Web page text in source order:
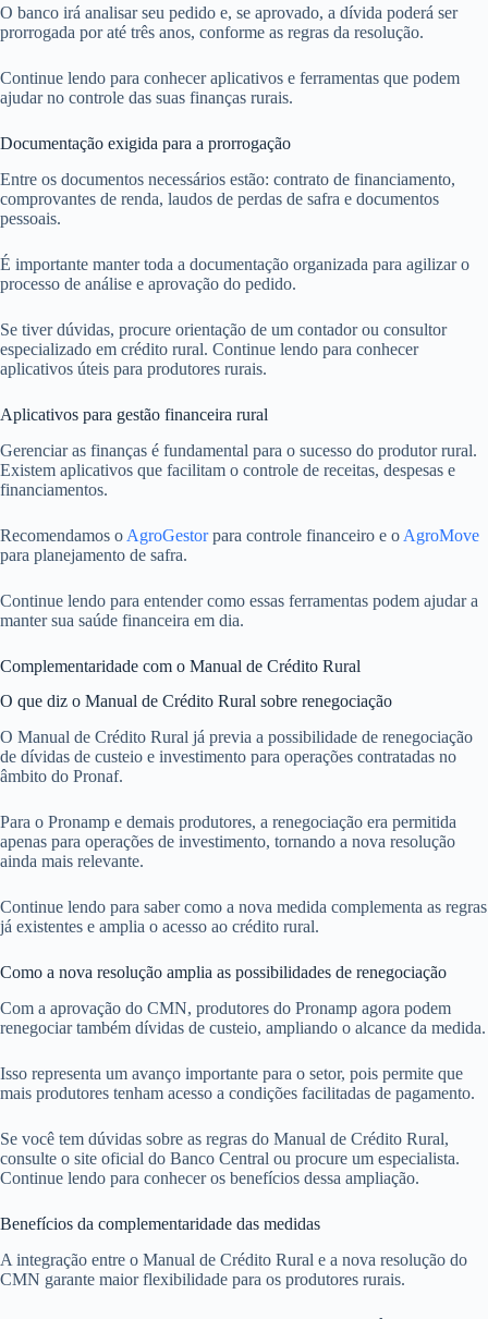
O banco irá analisar seu pedido e, se aprovado, a dívida poderá ser
prorrogada por até três anos, conforme as regras da resolução.
Continue lendo para conhecer aplicativos e ferramentas que podem
ajudar no controle das suas finanças rurais.
Documentação exigida para a prorrogação
Entre os documentos necessários estão: contrato de financiamento,
comprovantes de renda, laudos de perdas de safra e documentos
pessoais.
É importante manter toda a documentação organizada para agilizar o
processo de análise e aprovação do pedido.
Se tiver dúvidas, procure orientação de um contador ou consultor
especializado em crédito rural. Continue lendo para conhecer
aplicativos úteis para produtores rurais.
Aplicativos para gestão financeira rural
Gerenciar as finanças é fundamental para o sucesso do produtor rural.
Existem aplicativos que facilitam o controle de receitas, despesas e
financiamentos.
Recomendamos o AgroGestorpara controle financeiro e o AgroMove
para planejamento de safra.
Continue lendo para entender como essas ferramentas podem ajudar a
manter sua saúde financeira em dia.
Complementaridade com o Manual de Crédito Rural
O que diz o Manual de Crédito Rural sobre renegociação
O Manual de Crédito Rural já previa a possibilidade de renegociação
de dívidas de custeio e investimento para operações contratadas no
âmbito do Pronaf.
Para o Pronamp e demais produtores, a renegociação era permitida
apenas para operações de investimento, tornando a nova resolução
ainda mais relevante.
Continue lendo para saber como a nova medida complementa as regras
já existentes e amplia o acesso ao crédito rural.
Como a nova resolução amplia as possibilidades de renegociação
Com a aprovação do CMN, produtores do Pronamp agora podem
renegociar também dívidas de custeio, ampliando o alcance da medida.
Isso representa um avanço importante para o setor, pois permite que
mais produtores tenham acesso a condições facilitadas de pagamento.
Se você tem dúvidas sobre as regras do Manual de Crédito Rural,
consulte o site oficial do Banco Central ou procure um especialista.
Continue lendo para conhecer os benefícios dessa ampliação.
Benefícios da complementaridade das medidas
A integração entre o Manual de Crédito Rural e a nova resolução do
CMN garante maior flexibilidade para os produtores rurais.